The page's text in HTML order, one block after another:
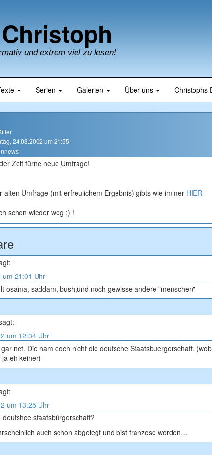
und extrem viel zu lesen!
Serien Galerien Über uns Christophs
24.03.2002 um 21:55
Zeit fürne neue Umfrage!
alten Umfrage (mit erfreulichem Ergebnis) gibts wie immer HIER
schon wieder weg :) !
um 21:01 Uhr
osama, saddam, bush,und noch gewisse andere "menschen"
um 12:34 Uhr
net. Die ham doch nicht die deutsche Staatsbuergerschaft.
eh keiner)
um 13:25 Uhr
deutshce staatsbürgerschaft?
auch schon abgelegt und bist franzose worden…